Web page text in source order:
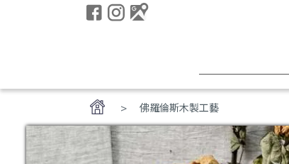
佛羅倫斯木製工藝